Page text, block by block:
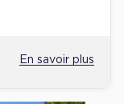
En savoir plus